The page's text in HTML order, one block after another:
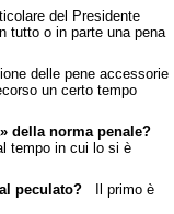
del Presidente
tutto o in parte una pena
delle pene accessorie
un certo tempo
della norma penale?
tempo in cui lo si è
peculato?Il primo è